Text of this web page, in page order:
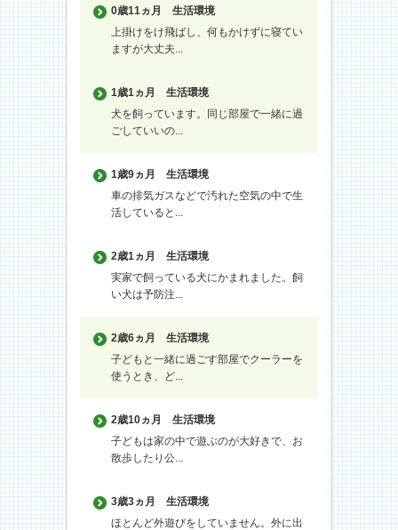
0歳11ヵ月
生活環境
上掛けをけ飛ばし、何もかけずに寝てい
ますが大丈夫...
1歳1ヵ月
生活環境
犬を飼っています。同じ部屋で一緒に過
ごしていいの...
1歳9ヵ月
生活環境
車の排気ガスなどで汚れた空気の中で生
活していると...
2歳1ヵ月
生活環境
実家で飼っている犬にかまれました。飼
い犬は予防注...
2歳6ヵ月
生活環境
子どもと一緒に過ごす部屋でクーラーを
使うとき、ど...
2歳10ヵ月
生活環境
子どもは家の中で遊ぶのが大好きで、お
散歩したり公...
3歳3ヵ月
生活環境
ほとんど外遊びをしていません。外に出